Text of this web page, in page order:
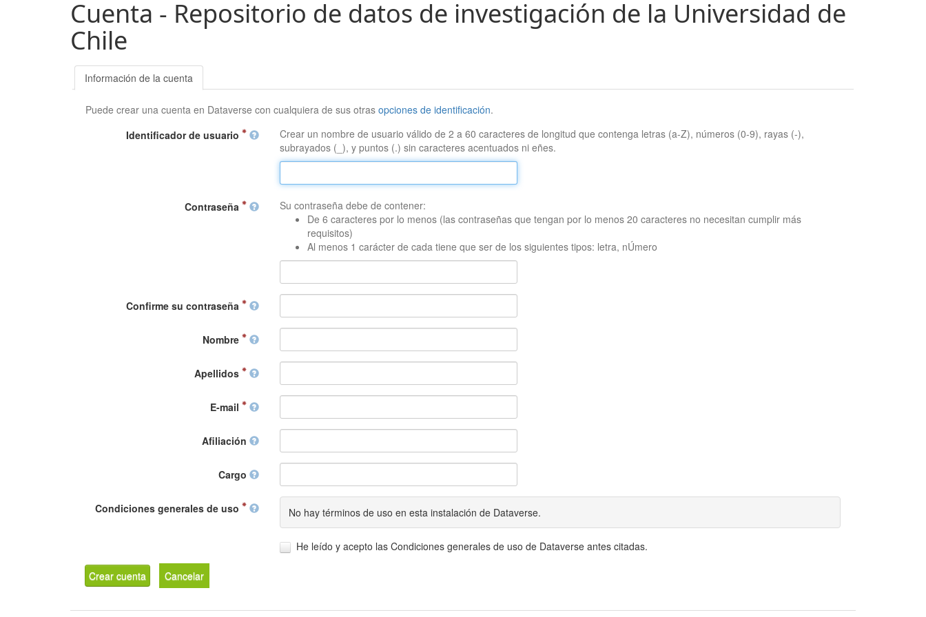
Cuenta - Repositorio de datos de investigación de la Universidad de
Chile
Información de la cuenta
Puede crear una cuenta en Dataverse con cualquiera de sus otrasopciones de identificación.
Identificador de usuario
Crear un nombre de usuario válido de 2 a 60 caracteres de longitud que contenga letras (a-Z), números (0-9), rayas (-),
subrayados (_), y puntos (.) sin caracteres acentuados ni eñes.
Contraseña
Su contraseña debe de contener:
De 6 caracteres por lo menos (las contraseñas que tengan por lo menos 20 caracteres no necesitan cumplir más
requisitos)
Al menos 1 carácter de cada tiene que ser de los siguientes tipos: letra, nÚmero
Confirme su contraseña
Nombre
Apellidos
E-mail
Afiliación
Cargo
Condiciones generales de uso No hay términos de uso en esta instalación de Dataverse.
He leído y acepto las Condiciones generales de uso de Dataverse antes citadas.
Crear cuenta Cancelar